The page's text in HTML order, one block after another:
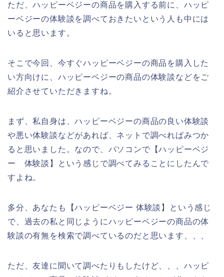
ただ、ハッピーベジーの商品を購入する前に、ハッピ
ーベジーの体験談を調べておきたいという人も中には
いると思います。
そこで今回、今すぐハッピーベジーの商品を購入した
い方向けに、ハッピーベジーの商品の体験談などをご
紹介させていただきますね。
まず、私自身は、ハッピーベジーの商品の良い体験談
や悪い体験談などがあれば、ネットで調べればみつか
ると思いました。なので、パソコンで【ハッピーベジ
ー 体験談】という感じで調べてみることにしたんで
すよね。
多分、あなたも【ハッピーベジー 体験談】という感じ
で、過去の私と同じようにハッピーベジーの商品の体
験談の有無を検索で調べているのだと思います、、、
ただ、友達に聞いて調べたりもしたけど、、、ハッピ